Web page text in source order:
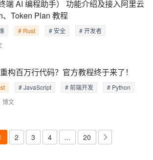
端 AI 编程助手） 功能介绍及接入阿里云
Token Plan 教程
# Rust # 安全 # 开发者
博文
构百万行代码？官方教程终于来了！
# JavaScript # 前端开发 # Python
2 3 4 ... 20